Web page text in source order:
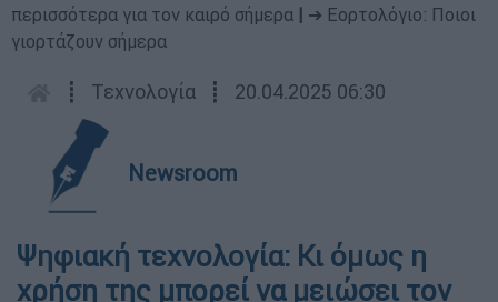
περισσότερα για τον καιρό σήμερα
➔ Εορτολόγιο: Ποιοι
γιορτάζουν σήμερα
┋ Τεχνολογία ┋ 20.04.2025 06:30
Newsroom
Ψηφιακή τεχνολογία: Κι όμως η
χρήση της μπορεί να μειώσει τον